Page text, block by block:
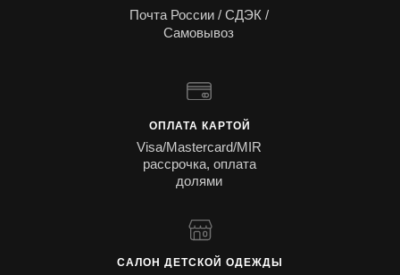
ОПЛАТА КАРТОЙ
Visa/Mastercard/MIR
рассрочка, оплата
долями
Почта России / СДЭК /
Самовывоз
САЛОН ДЕТСКОЙ ОДЕЖДЫ